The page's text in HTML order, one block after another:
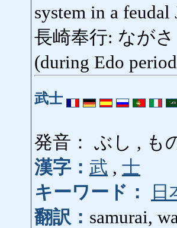
system in a
長崎奉行: ながさ
(during Edo
武士
発音： ぶし , も
漢字： 武 , 士
キーワード：
日
翻訳： samurai,